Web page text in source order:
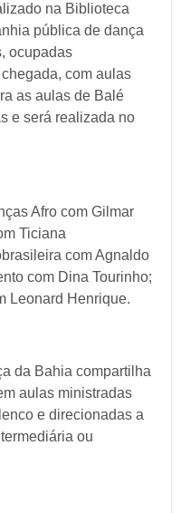
na Biblioteca
pública de dança
ocupadas
com aulas
as aulas de Balé
e será realizada no
Afro com Gilmar
Ticiana
com Agnaldo
com Dina Tourinho;
Leonard Henrique.
da Bahia compartilha
aulas ministradas
e direcionadas a
ou